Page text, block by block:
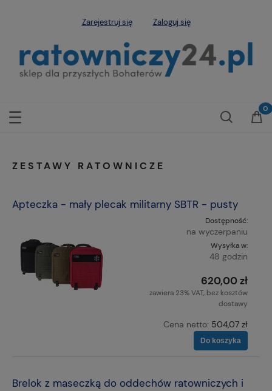
Zarejestruj się Zaloguj się
ZESTAWY RATOWNICZE
Apteczka - mały plecak militarny SBTR - pusty
Dostępność:
na wyczerpaniu
Wysyłka w:
48 godzin
620,00 zł
zawiera 23% VAT, bez kosztów
dostawy
Cena netto: 504,07 zł
Do koszyka
Brelok z maseczką do oddechów ratowniczych i